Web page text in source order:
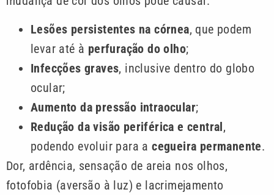
Lesões persistentes na córnea, que podem
levar até à perfuração do olho;
Infecções graves, inclusive dentro do globo
ocular;
Aumento da pressão intraocular;
Redução da visão periférica e central,
podendo evoluir para acegueira permanente.
Dor, ardência, sensação de areia nos olhos,
fotofobia (aversão à luz) e lacrimejamento